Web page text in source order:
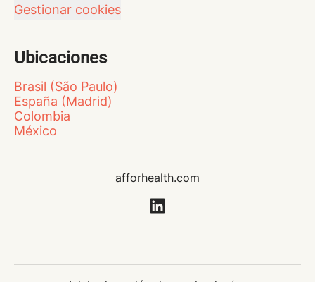
Gestionar cookies
Ubicaciones
Brasil (São Paulo)
España (Madrid)
Colombia
México
afforhealth.com